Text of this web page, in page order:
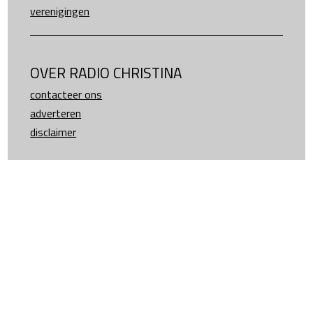
verenigingen
OVER RADIO CHRISTINA
contacteer ons
adverteren
disclaimer